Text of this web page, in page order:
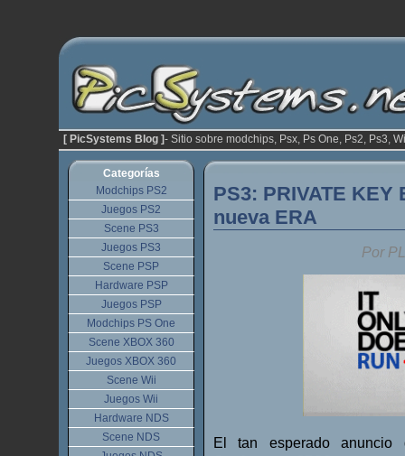
[ PicSystems Blog ]- Sitio sobre modchips, Psx, Ps One, Ps2, Ps3,
PS3: PRIVATE KEY
nueva ERA
Por
El tan esperado
Categorías
Modchips PS2
Juegos PS2
Scene PS3
Juegos PS3
Scene PSP
Hardware PSP
Juegos PSP
Modchips PS One
Scene XBOX 360
Juegos XBOX 360
Scene Wii
Juegos Wii
Hardware NDS
Scene NDS